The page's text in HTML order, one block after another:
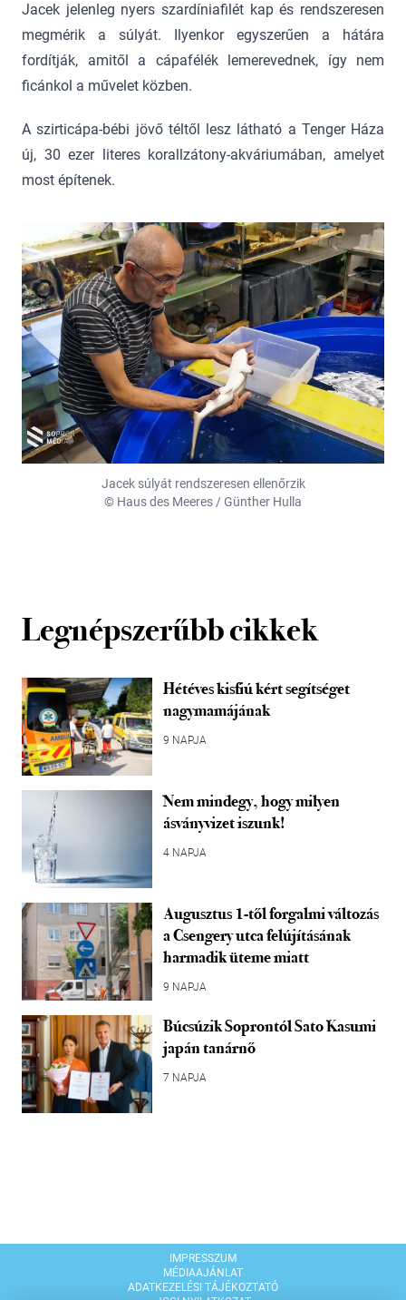
Jacek jelenleg nyers szardíniafilét kap és rendszeresen
megmérik a súlyát. Ilyenkor egyszerűen a hátára
fordítják, amitől a cápafélék lemerevednek, így nem
ficánkol a művelet közben.
A szirticápa-bébi jövő téltől lesz látható a Tenger Háza
új, 30 ezer literes korallzátony-akváriumában, amelyet
most építenek.
Jacek súlyát rendszeresen ellenőrzik
© Haus des Meeres / Günther Hulla
Legnépszerűbb cikkek
Hétéves kisfiú kért segítséget
nagymamájának
9 NAPJA
Nem mindegy, hogy milyen
ásványvizet iszunk!
4 NAPJA
Augusztus 1-től forgalmi változás
a Csengery utca felújításának
harmadik üteme miatt
9 NAPJA
Búcsúzik Soprontól Sato Kasumi
japán tanárnő
7 NAPJA
IMPRESSZUM
MÉDIAAJÁNLAT
ADATKEZELÉSI TÁJÉKOZTATÓ